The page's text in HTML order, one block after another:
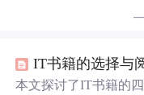
IT书籍的选择与
本文探讨了IT书籍的